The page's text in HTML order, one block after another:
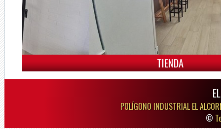
TIENDA
POLÍGONO INDUSTRIAL EL
©